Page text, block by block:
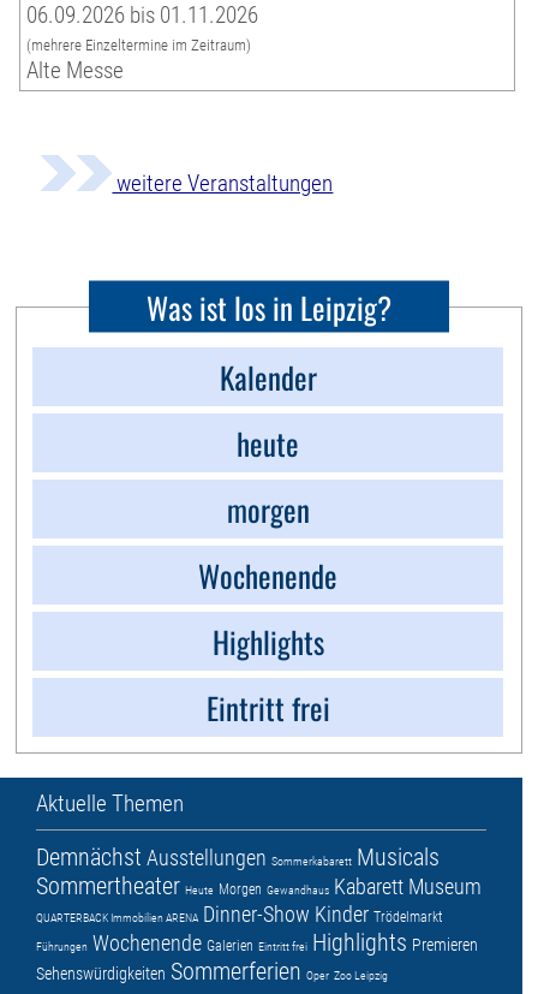
06.09.2026 bis 01.11.2026
(mehrere Einzeltermine im Zeitraum)
Alte Messe
weitere Veranstaltungen
Was ist los in Leipzig?
Kalender
heute
morgen
Wochenende
Highlights
Eintritt frei
Aktuelle Themen
Demnächst Ausstellungen Sommerkabarett Musicals
Sommertheater Heute Morgen Gewandhaus Kabarett Museum
QUARTERBACK Immobilien ARENA Dinner-Show Kinder Trödelmarkt
Führungen Wochenende Galerien Eintritt frei Highlights Premieren
Sehenswürdigkeiten Sommerferien Oper Zoo Leipzig